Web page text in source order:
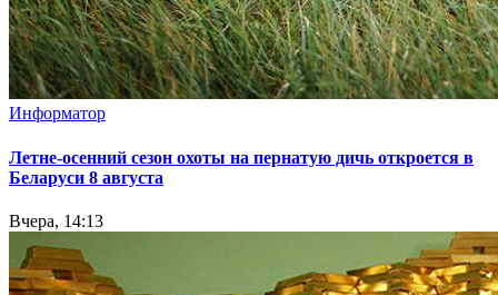
Информатор
Летне-осенний сезон охоты на пернатую дичь откроется в
Беларуси 8 августа
Вчера, 14:13